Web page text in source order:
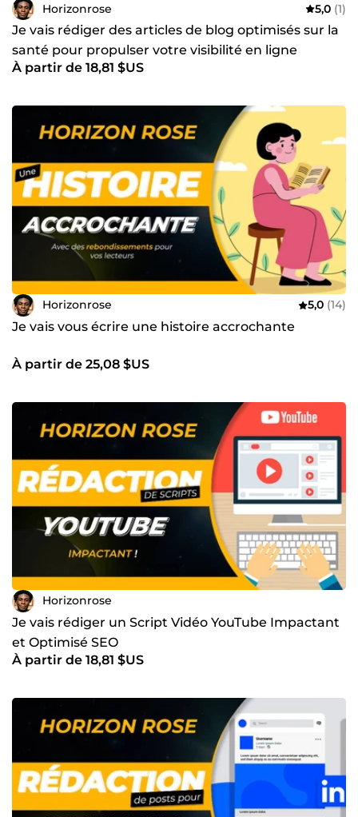
Horizonrose 5,0 (1)
Je vais rédiger des articles de blog optimisés sur la
santé pour propulser votre visibilité en ligne
À partir de 18,81 $US
Horizonrose 5,0 (14)
Je vais vous écrire une histoire accrochante
À partir de 25,08 $US
Horizonrose
Je vais rédiger un Script Vidéo YouTube Impactant
et Optimisé SEO
À partir de 18,81 $US